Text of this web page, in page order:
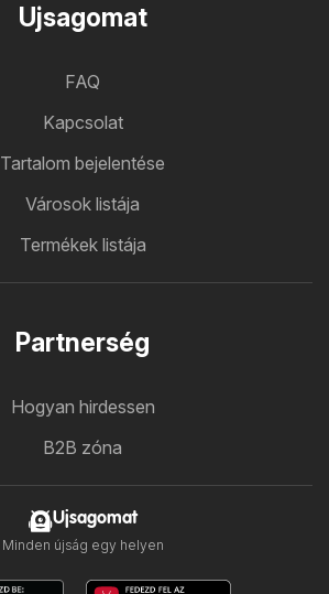
Ujsagomat
FAQ
Kapcsolat
Tartalom bejelentése
Városok listája
Termékek listája
Partnerség
Hogyan hirdessen
B2B zóna
Ujsagomat
Minden újság egy helyen